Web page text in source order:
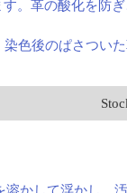
。革の酸化を防
色後のぱさつい